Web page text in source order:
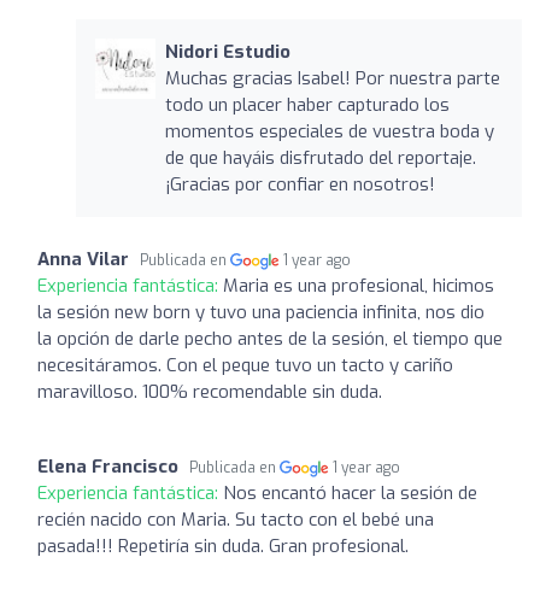
Nidori Estudio
Muchas gracias Isabel! Por nuestra parte
todo un placer haber capturado los
momentos especiales de vuestra boda y
de que hayáis disfrutado del reportaje.
¡Gracias por confiar en nosotros!
Anna Vilar Publicada en 1 year ago
Experiencia fantástica: Maria es una profesional, hicimos
la sesión new born y tuvo una paciencia infinita, nos dio
la opción de darle pecho antes de la sesión, el tiempo que
necesitáramos. Con el peque tuvo un tacto y cariño
maravilloso. 100% recomendable sin duda.
Elena Francisco Publicada en 1 year ago
Experiencia fantástica: Nos encantó hacer la sesión de
recién nacido con Maria. Su tacto con el bebé una
pasada!!! Repetiría sin duda. Gran profesional.